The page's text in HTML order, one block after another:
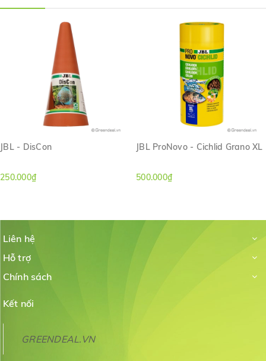
JBL - DisCon
250.000₫
JBL ProNovo - Cichlid Grano XL
500.000₫
Liên hệ
Hỗ trợ
Chính sách
Kết nối
GREENDEAL.VN